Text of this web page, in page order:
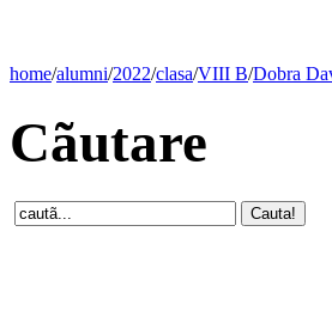
home/alumni/2022/clasa/VIII B/Dobra
Cãutare